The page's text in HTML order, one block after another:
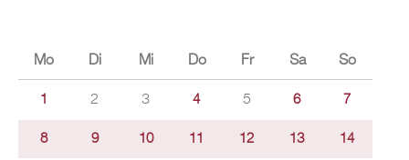
Mo Di Mi Do Fr Sa So
1 2 3 4 5 6 7
8 9 10 11 12 13 14